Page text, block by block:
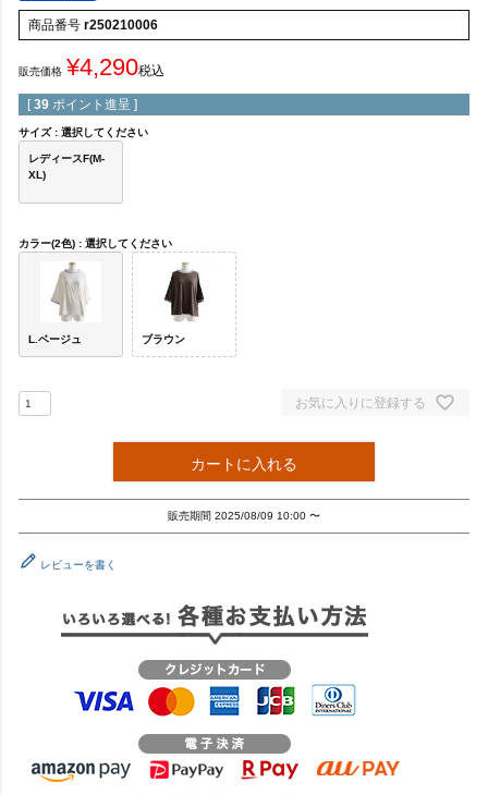
商品番号 r250210006
販売価格 ¥4,290税込
[ 39 ポイント進呈 ]
サイズ 選択してください
レディースF(M-
XL)
カラー(2色) 選択してください
L.ベージュ ブラウン
お気に入りに登録する
カートに入れる
販売期間 2025/08/09 10:00 〜
レビューを書く